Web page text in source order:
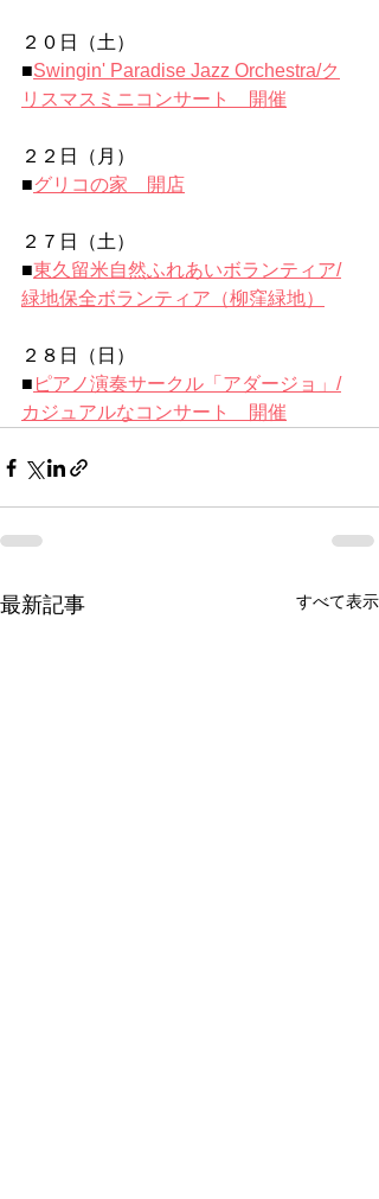
２０日（土）
■Swingin' Paradise Jazz Orchestra/ク
リスマスミニコンサート　開催
２２日（月）
■グリコの家　開店
２７日（土）
■東久留米自然ふれあいボランティア/
緑地保全ボランティア（柳窪緑地）
２８日（日）
■ ピアノ演奏サークル「アダージョ」/
カジュアルなコンサート　開催
最新記事 すべて表示